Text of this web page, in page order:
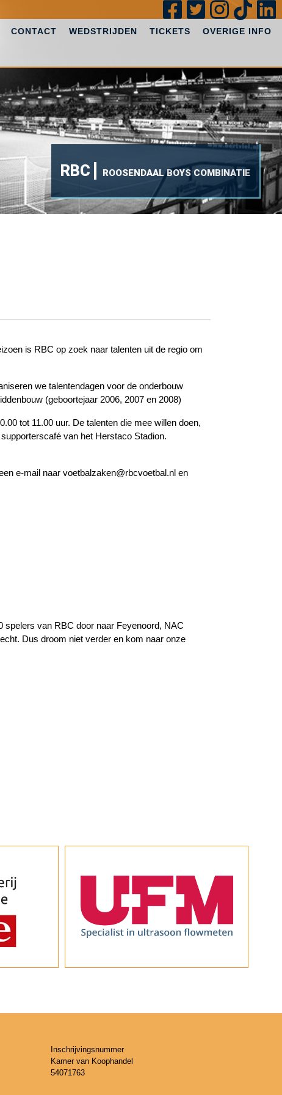
RBC ROOSENDAAL BOYS COMBINATIE
CONTACT WEDSTRIJDEN TICKETS OVERIGE INFO
is RBC op zoek naar talenten uit de regio om
we talentendagen voor de onderbouw
(geboortejaar 2006, 2007 en 2008)
tot 11.00 uur. De talenten die mee willen doen,
van het Herstaco Stadion.
e-mail naar voetbalzaken@rbcvoetbal.nl en
spelers van RBC door naar Feyenoord, NAC
Dus droom niet verder en kom naar onze
Inschrijvingsnummer
Kamer van Koophandel
54071763